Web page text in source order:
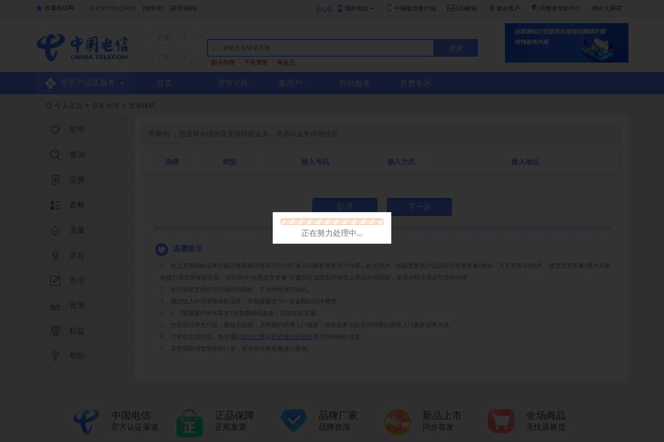
收藏电信网 欢迎来到电信网站 [请登录] [获取密码] 我的电信 中国电信客户端 189邮箱 政企客户 消费者帮助中心 网站无障碍
副卡办理
千兆宽带 享会员
全部产品及服务 首页 宽带光纤 老用户 自助服务 资费专区
个人主页 > 业务办理 > 宽带移机
常用
查询
话费
套餐
流量
语音
办理
宽带
权益
帮助
尊敬的 ，您选择办理的是宽带移机业务，请填写业务详细信息
选择 类型 接入号码 接入方式 接入地址
取消 下一步
温馨提示
1、 线上宽带移机业务仅限迁移前和迁移后均为光纤接入的家庭宽带用户办理，政企用户、校园宽带用户以及部分宽带套餐(例如：天天宽带360包年、随选宽带套餐)用户不能
在线办理宽带移机业务。深圳部分“特惠宽带套餐”可能因区域限制导致线上无法办理移机，请用户移步营业厅咨询办理；
2、 本功能仅支持办理同地市内移机，不允许跨地市移机。
3、 通过线上办理宽带移机业务，可能需要支付一定金额的迁移费用。
4、 6、7星级客户每年享有1次免费移机服务，详询在线客服。
5、 您完成订单支付后，请留意短信，及时预约师傅上门服务；移机业务实际受理结果以师傅上门服务结果为准。
6、 订单提交成功后，您可通过 我的订单 或 装机预约及催装
查询您的移机进度。
7、 若您需取消宽带移机订单，请详询在线客服进行撤单。
中国电信
官方认证渠道
正品保障
正规发票
品牌厂家
品牌资深
新品上市
同步首发
全场商品
无忧退换货
正在努力处理中...